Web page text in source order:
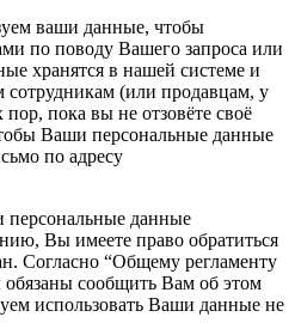
ваши данные, чтобы
по поводу Вашего запроса или
хранятся в нашей системе и
(или продавцам, у
пор, пока вы не отзовёте своё
Ваши персональные данные
по адресу
персональные данные
Вы имеете право обратиться
Согласно “Общему регламенту
сообщить Вам об этом
использовать Ваши данные не